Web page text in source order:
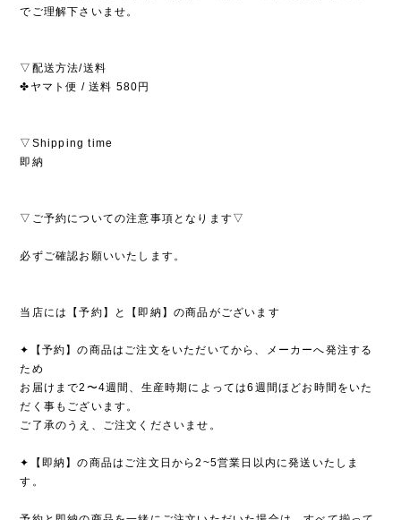
でご理解下さいませ。
▽配送方法/送料
✤ヤマト便 / 送料 580円
▽Shipping time
即納
▽ご予約についての注意事項となります▽
必ずご確認お願いいたします。
当店には【予約】と【即納】の商品がございます
✦【予約】の商品はご注文をいただいてから、メーカーへ発注する
ため
お届けまで2〜4週間、生産時期によっては6週間ほどお時間をいた
だく事もございます。
ご了承のうえ、ご注文くださいませ。
✦【即納】の商品はご注文日から2~5営業日以内に発送いたしま
す。